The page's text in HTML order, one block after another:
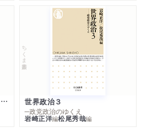
科学否定論はなぜ人をひきつけるのか
ちくま新書
世界政治３
─政党政治のゆくえ
岩崎正洋編松尾秀哉編